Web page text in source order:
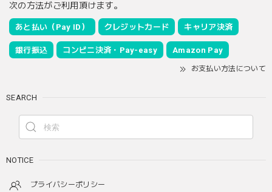
次の方法がご利用頂けます。
あと払い（Pay ID） クレジットカード キャリア決済
銀行振込 コンビニ決済・Pay-easy Amazon Pay
お支払い方法について
SEARCH
NOTICE
プライバシーポリシー